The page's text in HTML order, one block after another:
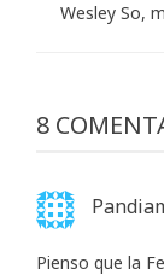
Wesley So,
8
Pienso que la